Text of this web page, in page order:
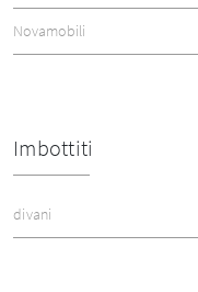
Novamobili
Imbottiti
divani